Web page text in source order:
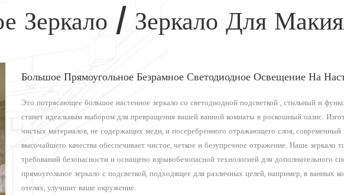
Зеркало / Зеркало Для
Большое Прямоугольное Безрамное Светодиодное Освещение На
Это потрясающее большое настенное зеркало со светодиодной подсветкой , стильный и
станет идеальным выбором для превращения вашей ванной комнаты в роскошный оазис.
чистых материалов, не содержащих меди, и посеребренного отражающего слоя, современный
высочайшего качества обеспечивает чистое, четкое и безупречное отражение. Наше зеркало
требований безопасности и оснащено взрывобезопасной технологией для дополнительного
прямоугольное зеркало с подсветкой, подходящее для различных целей, например, в ванных
отелях, улучшит ваше окружение.